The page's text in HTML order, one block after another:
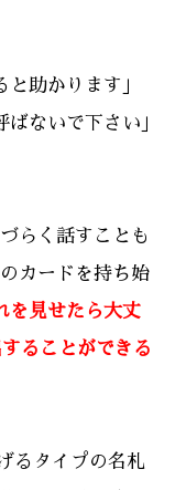
と助かります｣
ばないで下さい｣
らく話すことも
カードを持ち始
を見せたら大丈
ることができる
るタイプの名札